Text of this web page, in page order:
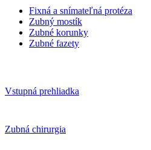
Fixná a snímateľná protéza
Zubný mostík
Zubné korunky
Zubné fazety
Vstupná prehliadka
Zubná chirurgia